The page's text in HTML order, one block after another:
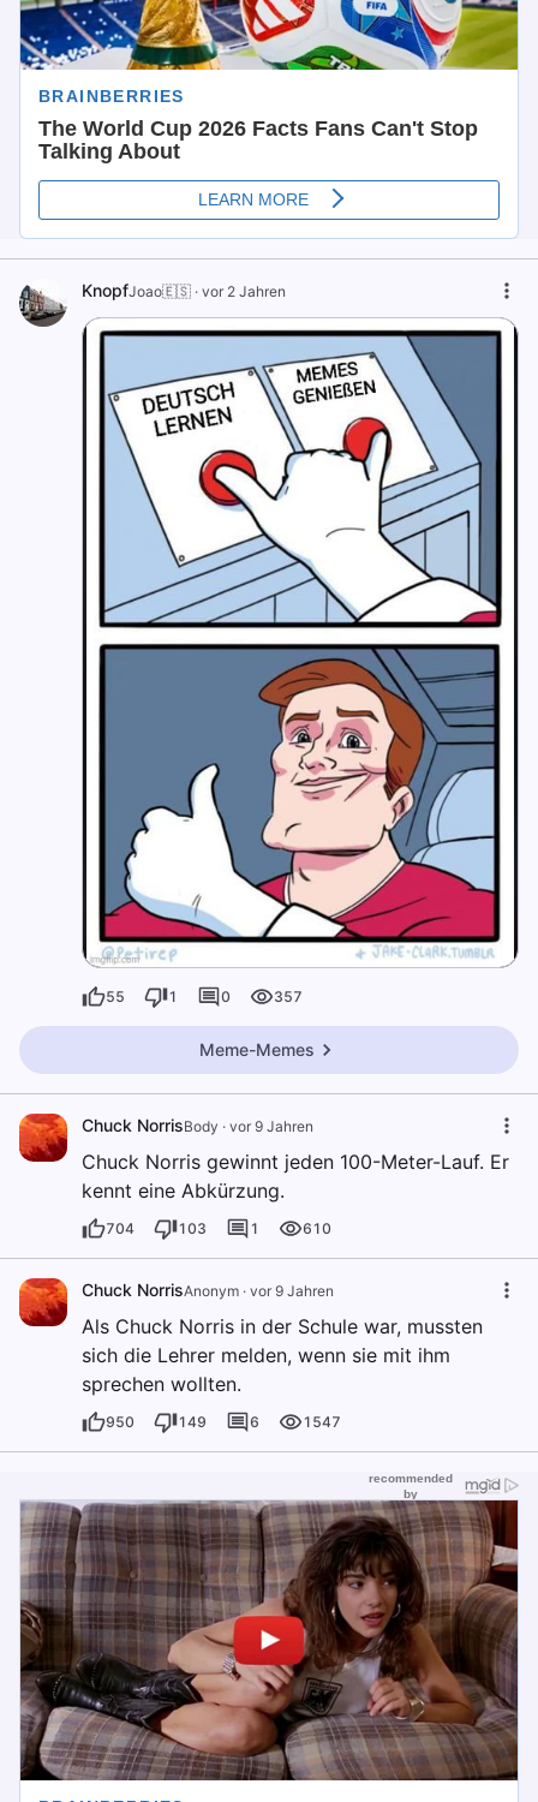
KnopfJoao🇪🇸 · vor 2 Jahren
55 1 0 357
Meme-Memes
Chuck NorrisBody · vor 9 Jahren
Chuck Norris gewinnt jeden 100-Meter-Lauf. Er
kennt eine Abkürzung.
704 103 1 610
Chuck NorrisAnonym · vor 9 Jahren
Als Chuck Norris in der Schule war, mussten
sich die Lehrer melden, wenn sie mit ihm
sprechen wollten.
950 149 6 1547